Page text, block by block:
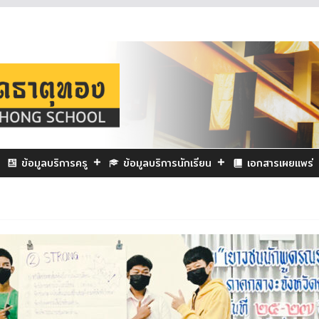
ข้อมูลบริการครู ข้อมูลบริการนักเรียน เอกสารเผยแพร่